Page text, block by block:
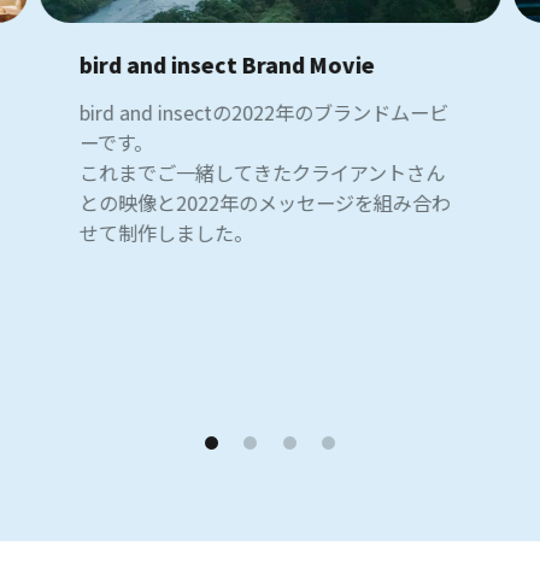
bird and insect Brand Movie
bird and insectの2022年のブランドムービ
ーです。
これまでご一緒してきたクライアントさん
との映像と2022年のメッセージを組み合わ
せて制作しました。